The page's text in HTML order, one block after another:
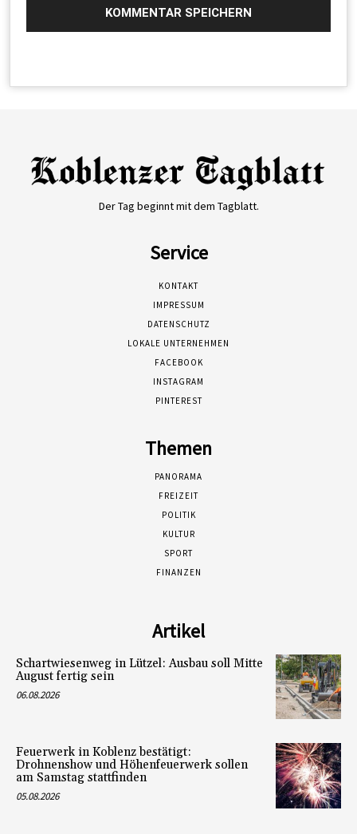
Der Tag beginnt mit dem Tagblatt.
Service
KONTAKT
IMPRESSUM
DATENSCHUTZ
LOKALE UNTERNEHMEN
FACEBOOK
INSTAGRAM
PINTEREST
Themen
PANORAMA
FREIZEIT
POLITIK
KULTUR
SPORT
FINANZEN
Artikel
Schartwiesenweg in Lützel: Ausbau soll Mitte
August fertig sein
06.08.2026
Feuerwerk in Koblenz bestätigt:
Drohnenshow und Höhenfeuerwerk sollen
am Samstag stattfinden
05.08.2026